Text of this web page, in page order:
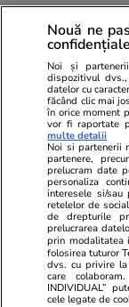
POLITIC
Politică
Ciprian Ciucu
candidat
București și se
care a tras
Politică
Ilie Bolojan a
aproape
Nouă ne
confidențiale
Noi și
dispozitivul
datelor cu
făcând clic mai
în orice moment
vor fi raportate
multe detalii
Noi si partenerii
partenere,
prelucram date
personaliza
interesele si/
retelelor de
de drepturile
prelucrarea
prin modalitatea
folosirea tuturor
dvs. cu privire la
care
INDIVIDUAL”
cele legate de